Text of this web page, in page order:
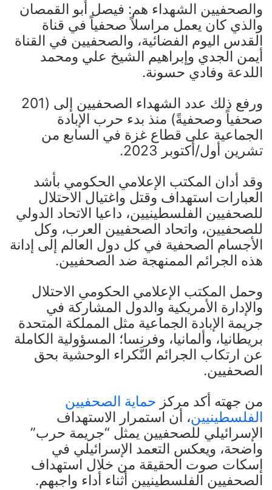
والصحفيين الشهداء هم: فيصل أبو القمصان
والذي كان يعمل مراسلاً صحفياً في قناة
القدس اليوم الفضائية، والصحفيين في القناة
أيمن الجدي وإبراهيم الشيخ علي ومحمد
اللدعة وفادي حسونة.
ورفع ذلك عدد الشهداء الصحفيين إلى (201
صحفياً وصحفيةً) منذ بدء حرب الإبادة
الجماعية على قطاع غزة في السابع من
تشرين أول/أكتوبر 2023.
وقد أدان المكتب الإعلامي الحكومي بأشد
العبارات استهداف وقتل واغتيال الاحتلال
للصحفيين الفلسطينيين، داعيا الاتحاد الدولي
للصحفيين، واتحاد الصحفيين العرب، وكل
الأجسام الصحفية في كل دول العالم إلى إدانة
هذه الجرائم الممنهجة ضد الصحفيين.
وحمل المكتب الإعلامي الحكومي الاحتلال
والإدارة الأمريكية والدول المشاركة في
جريمة الإبادة الجماعية مثل المملكة المتحدة
بريطانيا، وألمانيا، وفرنسا؛ المسؤولية الكاملة
عن ارتكاب الجرائم النَّكراء الوحشية بحق
الصحفيين.
من جهته أكد مركز حماية الصحفيين
الفلسطينيين، أن استمرار الاستهداف
الإسرائيلي للصحفيين يمثل “جريمة حرب”
واضحة، ويعكس التعمد الإسرائيلي في
إسكات صوت الحقيقة من خلال استهداف
الصحفيين الفلسطينيين أثناء أداء واجبهم.